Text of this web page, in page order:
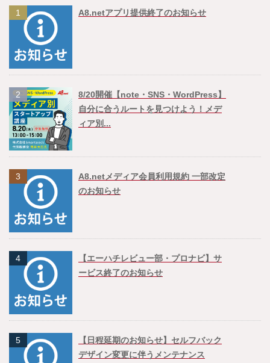
1 A8.netアプリ提供終了のお知らせ
2
8/20開催【note・SNS・WordPress】
自分に合うルートを見つけよう！メデ
ィア別...
3
A8.netメディア会員利用規約 一部改定
のお知らせ
4
【エーハチレビュー部・プロナビ】サ
ービス終了のお知らせ
5
【日程延期のお知らせ】セルフバック
デザイン変更に伴うメンテナンス